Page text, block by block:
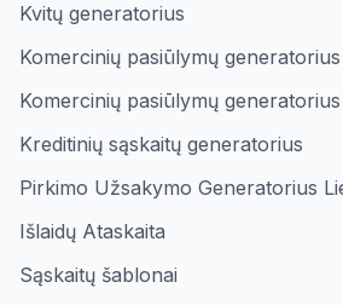
Kvitų generatorius
Komercinių pasiūlymų generatorius
Komercinių pasiūlymų generatorius
Kreditinių sąskaitų generatorius
Pirkimo Užsakymo Generatorius
Išlaidų Ataskaita
Sąskaitų šablonai